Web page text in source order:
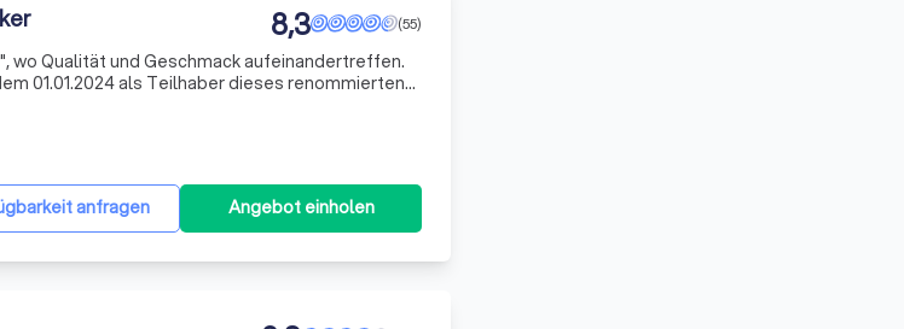
(55)
8,3
wo Qualität und Geschmack aufeinandertreffen.
01.01.2024 als Teilhaber dieses renommierten
anfragen Angebot einholen